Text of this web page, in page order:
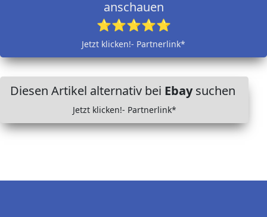
anschauen
⭐⭐⭐⭐⭐
Jetzt klicken!- Partnerlink*
Diesen Artikel alternativ bei Ebaysuchen
Jetzt klicken!- Partnerlink*